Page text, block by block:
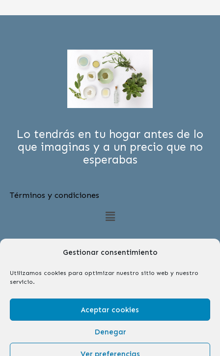
Gestionar consentimiento
Utilizamos cookies para optimizar nuestro sitio web y nuestro
servicio.
Aceptar cookies
Denegar
Ver preferencias
Lo tendrás en tu hogar antes de lo
que imaginas y a un precio que no
esperabas
Términos y condiciones
Menú
a
e
n
t
Copyright © 2026 | Farmabelle Parafarmacia y
Herboristería